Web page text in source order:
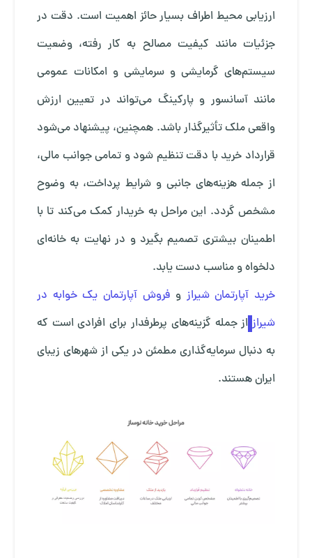
ارزیابی محیط اطراف بسیار حائز اهمیت است. دقت در
جزئیات مانند کیفیت مصالح به کار رفته، وضعیت
سیستم‌های گرمایشی و سرمایشی و امکانات عمومی
مانند آسانسور و پارکینگ می‌تواند در تعیین ارزش
واقعی ملک تأثیرگذار باشد. همچنین، پیشنهاد می‌شود
قرارداد خرید با دقت تنظیم شود و تمامی جوانب مالی،
از جمله هزینه‌های جانبی و شرایط پرداخت، به وضوح
مشخص گردد. این مراحل به خریدار کمک می‌کند تا با
اطمینان بیشتری تصمیم بگیرد و در نهایت به خانه‌ای
دلخواه و مناسب دست یابد.
خرید آپارتمان شیراز و فروش آپارتمان یک خوابه در
شیراز از جمله گزینه‌های پرطرفدار برای افرادی است که
به دنبال سرمایه‌گذاری مطمئن در یکی از شهرهای زیبای
ایران هستند.